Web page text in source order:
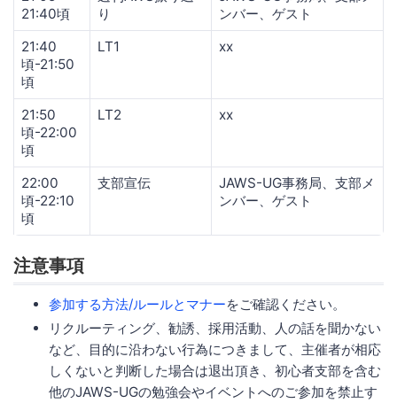
21:40頃
り
ンバー、ゲスト
21:40
頃-21:50
頃
LT1 xx
21:50
頃-22:00
頃
LT2 xx
22:00
頃-22:10
頃
支部宣伝
JAWS-UG事務局、支部メ
ンバー、ゲスト
注意事項
参加する方法/ルールとマナーをご確認ください。
リクルーティング、勧誘、採用活動、人の話を聞かない
など、目的に沿わない行為につきまして、主催者が相応
しくないと判断した場合は退出頂き、初心者支部を含む
他のJAWS-UGの勉強会やイベントへのご参加を禁止す